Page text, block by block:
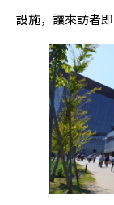
設施，讓來訪者